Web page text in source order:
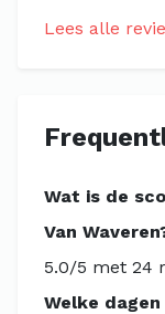
Lees alle
Wat is de
Van
5.0/5 met 24
Welke